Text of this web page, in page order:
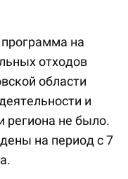
на
отходов
области
и
региона не было.
на период с 7